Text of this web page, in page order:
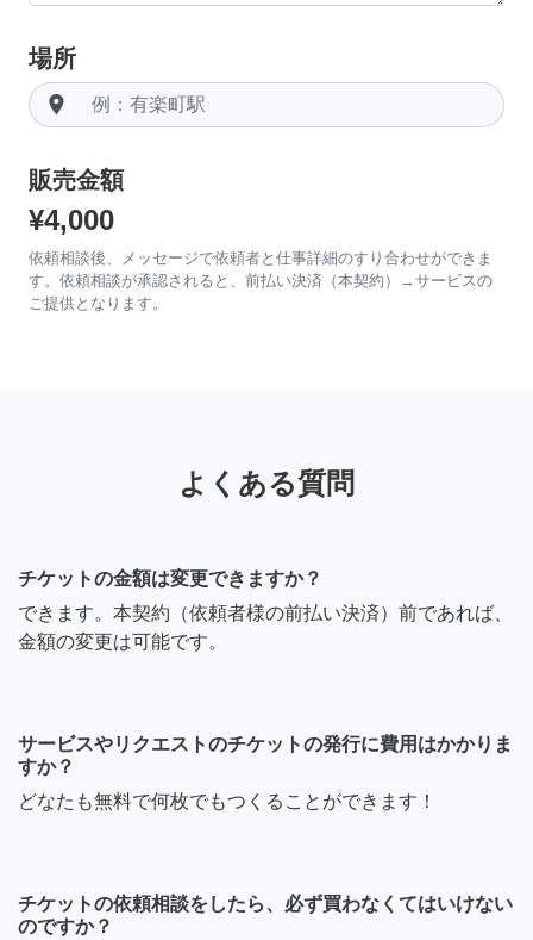
場所
room
販売金額
¥4,000
依頼相談後、メッセージで依頼者と仕事詳細のすり合わせができま
す。依頼相談が承認されると、前払い決済（本契約）→サービスの
ご提供となります。
よくある質問
チケットの金額は変更できますか？
できます。本契約（依頼者様の前払い決済）前であれば、
金額の変更は可能です。
サービスやリクエストのチケットの発行に費用はかかりま
すか？
どなたも無料で何枚でもつくることができます！
チケットの依頼相談をしたら、必ず買わなくてはいけない
のですか？